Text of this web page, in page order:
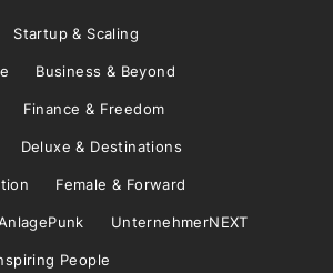
Startup & Scaling
Business & Beyond
Finance & Freedom
Deluxe & Destinations
Female & Forward
UnternehmerNEXT
People